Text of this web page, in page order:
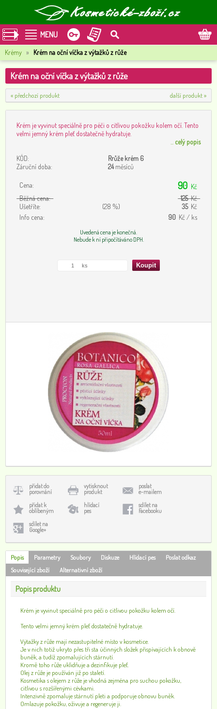
MENU
Krémy » Krém na oční víčka z výtažků z růže
Krém na oční víčka z výtažků z růže
« předchozí produkt další produkt »
Krém je vyvinut speciálně pro péči o citlivou pokožku kolem očí. Tento
velmi jemný krém pleť dostatečně hydratuje.
celý popis
KÓD:
Rrůže krém 6
Záruční doba:
24měsíců
Cena: 90 Kč
Běžná cena:
125Kč
Ušetříte:
(28 %) 35 Kč
Info cena:
90 Kč / ks
Uvedená cena je konečná.
Nebude k ní připočítáváno DPH.
přidat do
porovnání
vytisknout
produkt
poslat
e-mailem
přidat k
oblíbeným
hlídací
pes
sdílet na
Facebooku
sdílet na
Google+
Popis Parametry Soubory Diskuze Hlídací pes
Poslat odkaz
Související zboží
Alternativní zboží
Popis produktu
Krém je vyvinut speciálně pro péči o citlivou pokožku kolem očí.
Tento velmi jemný krém pleť dostatečně hydratuje.
Výtažky z růže mají nezastupitelné místo v kosmetice.
Je v nich totiž ukryto přes tři sta účinných složek přispívajících k obnově
buněk, a tudíž zpomalujících stárnutí.
Kromě toho růže uklidňuje a dezinfikuje pleť.
Olej z růže je používán již po staletí.
Kosmetika s olejem z růže je vhodná zejména pro suchou pokožku,
citlivou s rozšířenými cévkami.
Intenzivně zpomaluje stárnutí pleti a podporuje obnovu buněk.
Omlazuje pokožku, oživuje a regeneruje ji.